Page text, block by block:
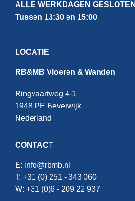
ALLE WERKDAGEN GESLOTEN
Tussen 13:30 en 15:00
LOCATIE
RB&MB Vloeren & Wanden
Ringvaartweg 4-1
1948 PE Beverwijk
Nederland
CONTACT
E: info@rbmb.nl
T: +31 (0) 251 - 343 060
W: +31 (0)6 - 209 22 937